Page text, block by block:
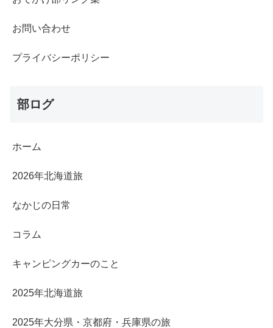
お問い合わせ
プライバシーポリシー
部ログ
ホーム
2026年北海道旅
なかじの日常
コラム
キャンピングカーのこと
2025年北海道旅
2025年大分県・京都府・兵庫県の旅